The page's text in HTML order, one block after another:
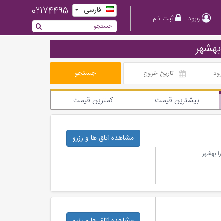
ورود ثبت نام
فارسی 02174495
جستجو
بیشترین قیمت کمترین قیمت
بهشهر
مشاهده اتاق ها و رزرو